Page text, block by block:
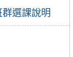
選課說明